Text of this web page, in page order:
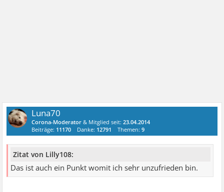
Luna70
Corona-Moderator & Mitglied seit:23.04.2014
Beiträge: 11170 Danke: 12791 Themen:9
Zitat von Lilly108:
Das ist auch ein Punkt womit ich sehr unzufrieden bin.